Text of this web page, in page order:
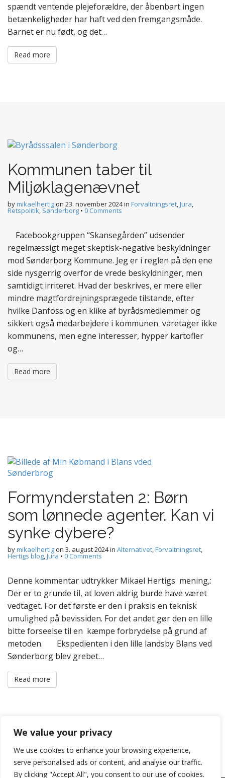
We value your privacy
We use cookies to enhance your browsing experience,
serve personalised ads or content, and analyse our traffic.
By clicking "Accept All", you consent to our use of cookies.
spændt ventende plejeforældre, der åbenbart ingen
betænkeligheder har haft ved den fremgangsmåde.
Barnet er nu født, og det…
Read more
Kommunen taber til
Miljøklagenævnet
bymikaelhertigon 23. november 2024in Forvaltningsret,Jura,
Retspolitik, Sønderborg • 0 Comments
Facebookgruppen “Skansegården” udsender
regelmæssigt meget skeptisk-negative beskyldninger
mod Sønderborg Kommune. Jeg er i reglen på den ene
side nysgerrig overfor de vrede beskyldninger, men
samtidigt irriteret. Hvad der beskrives, er mere eller
mindre magtfordrejningsprægede tilstande, efter
hvilke Danfoss og en klike af byrådsmedlemmer og
sikkert også medarbejdere i kommunen varetager ikke
kommunens, men egne interesser, hypper kartofler
og…
Read more
Formynderstaten 2: Børn
som lønnede agenter. Kan vi
synke dybere?
bymikaelhertigon 3. august 2024in Alternativet,Forvaltningsret,
Hertigs blog,Jura • 0 Comments
Denne kommentar udtrykker Mikael Hertigs mening,:
Der er to grunde til, at loven aldrig burde have været
vedtaget. For det første er den i praksis en teknisk
umulighed på bevissiden. For det andet gør den en lille
bitte forseelse til en kæmpe forbrydelse på grund af
metoden. Ekspedienten i den lille landsby Blans ved
Sønderborg blev grebet…
Read more
← Older posts